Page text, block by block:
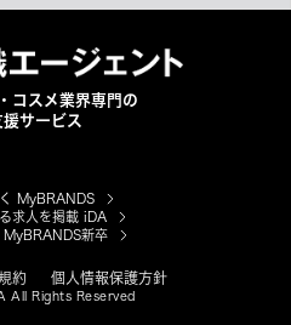
コスメ業界専門の
サービス
MyBRANDS
求人を掲載 iDA
MyBRANDS新卒
約 個人情報保護方針
All Rights Reserved